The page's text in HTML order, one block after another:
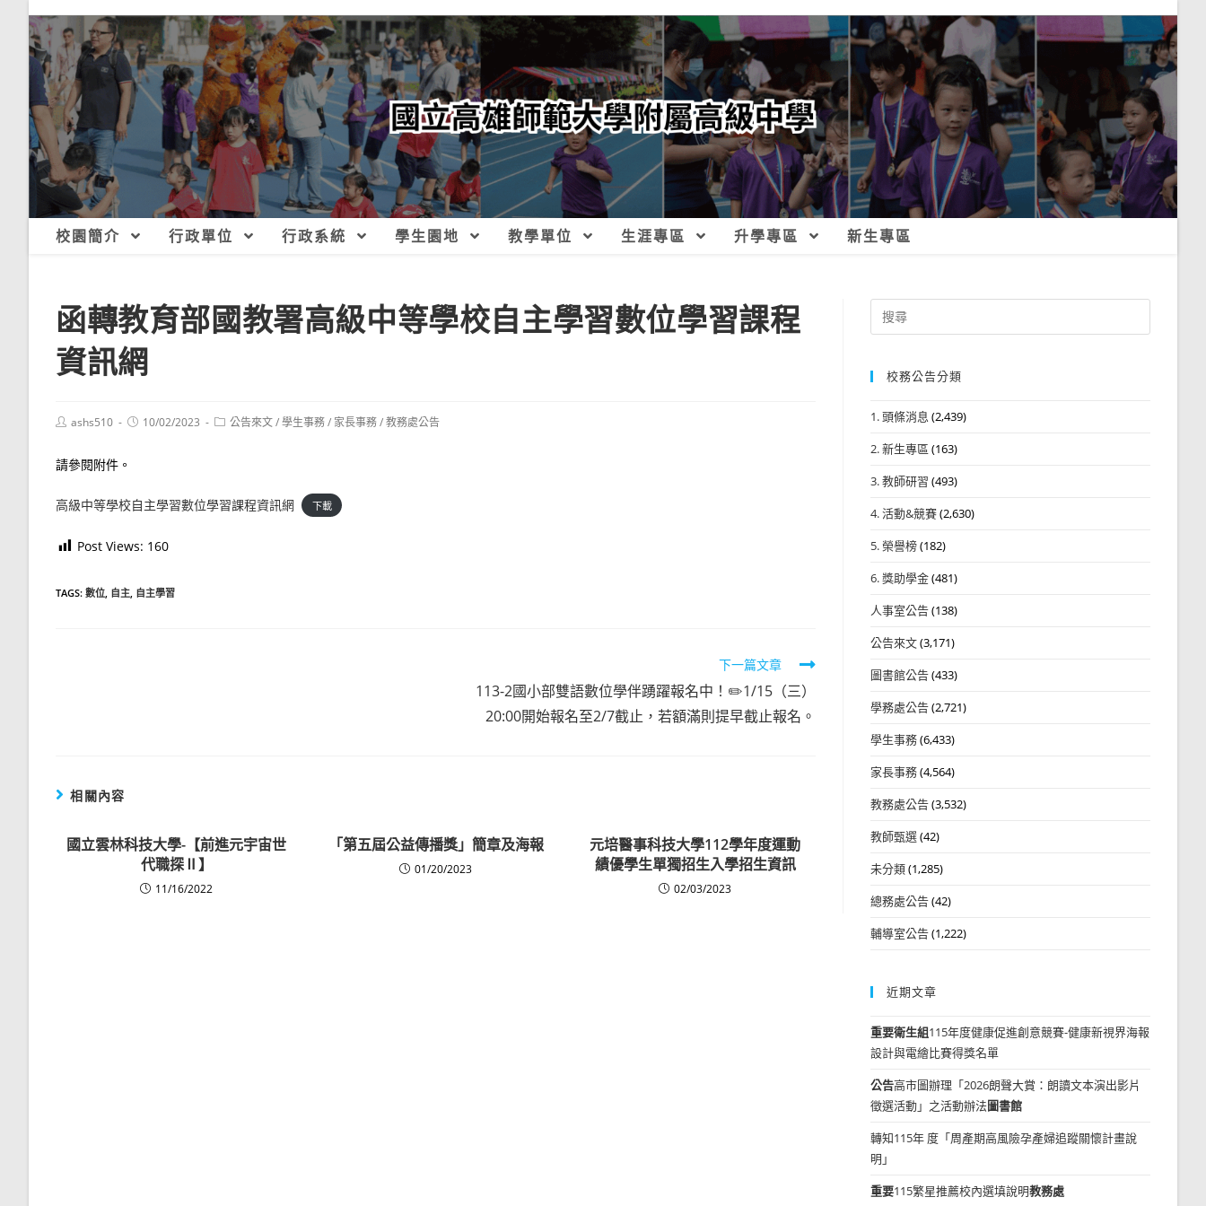
校園簡介 行政單位 行政系統 學生園地 教學單位 生涯專區 升學專區 新生專區
函轉教育部國教署高級中等學校自主學習數位學習課程
資訊網
Postashs510
Post10/02/2023
Post公告來文/學生事務/ 家長事務/教務處公告
請參閱附件。
高級中等學校自主學習數位學習課程資訊網 下載
Post Views: 160
TAGS: 數位 自主 自主學習
下一篇文章
113-2國小部雙語數位學伴踴躍報名中！✏️1/15（三）
20:00開始報名至2/7截止，若額滿則提早截止報名。
相關內容
國立雲林科技大學-【前進元宇宙世
代職探Ⅱ】
11/16/2022
「第五屆公益傳播獎」簡章及海報
01/20/2023
元培醫事科技大學112學年度運動
績優學生單獨招生入學招生資訊
02/03/2023
Search
for:
校務公告分類
1. 頭條消息 (2,439)
2. 新生專區 (163)
3. 教師研習 (493)
4. 活動&競賽(2,630)
5. 榮譽榜(182)
6. 獎助學金(481)
人事室公告(138)
公告來文(3,171)
圖書館公告(433)
學務處公告(2,721)
學生事務(6,433)
家長事務(4,564)
教務處公告(3,532)
教師甄選(42)
未分類(1,285)
總務處公告(42)
輔導室公告(1,222)
近期文章
重要衛生組115年度健康促進創意競賽-健康新視界海報
設計與電繪比賽得獎名單
公告高市圖辦理「2026朗聲大賞：朗讀文本演出影片
徵選活動」之活動辦法圖書館
轉知115年 度「周產期高風險孕產婦追蹤關懷計畫說
明」
重要115繁星推薦校內選填說明教務處